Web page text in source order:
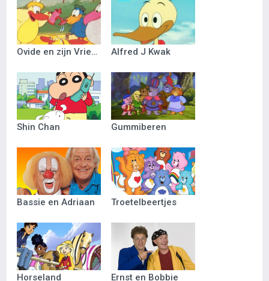
Ovide en zijn Vriendjes Alfred J Kwak
Shin Chan Gummiberen
Bassie en Adriaan Troetelbeertjes
Horseland Ernst en Bobbie